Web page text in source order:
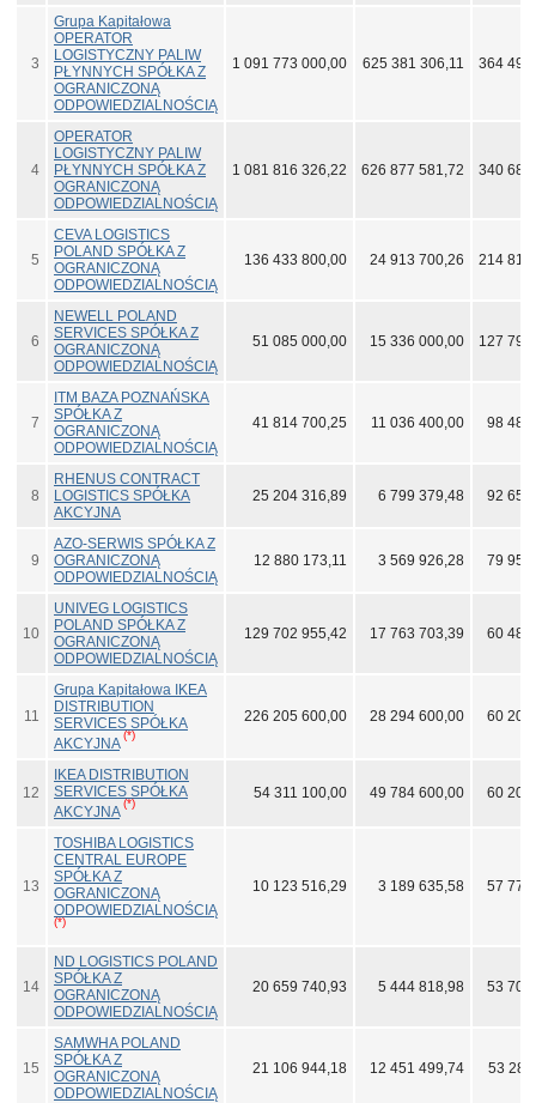
3
Grupa Kapitałowa
OPERATOR
LOGISTYCZNY PALIW
PŁYNNYCH SPÓŁKA Z
OGRANICZONĄ
ODPOWIEDZIALNOŚCIĄ
1 091 773 000,00 625 381 306,11 364 493
4
OPERATOR
LOGISTYCZNY PALIW
PŁYNNYCH SPÓŁKA Z
OGRANICZONĄ
ODPOWIEDZIALNOŚCIĄ
1 081 816 326,22 626 877 581,72 340 681
5
CEVA LOGISTICS
POLAND SPÓŁKA Z
OGRANICZONĄ
ODPOWIEDZIALNOŚCIĄ
136 433 800,00 24 913 700,26 214 815
6
NEWELL POLAND
SERVICES SPÓŁKA Z
OGRANICZONĄ
ODPOWIEDZIALNOŚCIĄ
51 085 000,00 15 336 000,00 127
7
ITM BAZA POZNAŃSKA
SPÓŁKA Z
OGRANICZONĄ
ODPOWIEDZIALNOŚCIĄ
41 814 700,25 11 036 400,00 98 486
8
RHENUS CONTRACT
LOGISTICS SPÓŁKA
AKCYJNA
25 204 316,89 6 799 379,48 92 651
9
AZO-SERWIS SPÓŁKA Z
OGRANICZONĄ
ODPOWIEDZIALNOŚCIĄ
12 880 173,11 3 569 926,28 79 959
10
UNIVEG LOGISTICS
POLAND SPÓŁKA Z
OGRANICZONĄ
ODPOWIEDZIALNOŚCIĄ
129 702 955,42 17 763 703,39 60 489
11
Grupa Kapitałowa IKEA
DISTRIBUTION
SERVICES SPÓŁKA
AKCYJNA
(*)
226 205 600,00 28 294 600,00 60 209
12
IKEA DISTRIBUTION
SERVICES SPÓŁKA
AKCYJNA
(*)
54 311 100,00 49 784 600,00 60 209
13
TOSHIBA LOGISTICS
CENTRAL EUROPE
SPÓŁKA Z
OGRANICZONĄ
ODPOWIEDZIALNOŚCIĄ
(*)
10 123 516,29 3 189 635,58 57 775
14
ND LOGISTICS POLAND
SPÓŁKA Z
OGRANICZONĄ
ODPOWIEDZIALNOŚCIĄ
20 659 740,93 5 444 818,98 53 701
15
SAMWHA POLAND
SPÓŁKA Z
OGRANICZONĄ
ODPOWIEDZIALNOŚCIĄ
21 106 944,18 12 451 499,74 53